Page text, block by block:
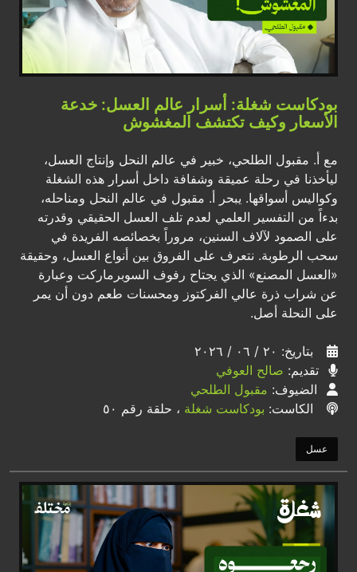
بودكاست شغلة: أسرار عالم العسل: خدعة
الأسعار وكيف تكتشف المغشوش
مع أ. مقبول الطلحي، خبير في عالم النحل وإنتاج العسل،
ليأخذنا في رحلة عميقة وشفافة داخل أسرار هذه الشغلة
وكواليس أسواقها. يبحر أ. مقبول في عالم النحل ومناحله،
بدءاً من التفسير العلمي لعدم تلف العسل الحقيقي وقدرته
على الصمود لآلاف السنين، مروراً بخصائصه الفريدة في
سحب الرطوبة. نتعرف على الفروق بين أنواع العسل، وحقيقة
«العسل المصنع» الذي يجتاح رفوف السوبرماركت وعبارة
عن شراب ذرة عالي الفركتوز ومحسنات طعم دون أن يمر
على النحلة أصل.
بتاريخ: ٢٠ / ٠٦ / ٢٠٢٦
تقديم: صالح العوفي
الضيوف: مقبول الطلحي
الكاست: بودكاست شغلة ، حلقة رقم ٥٠
عسل